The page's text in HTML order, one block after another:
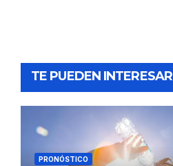
TE PUEDEN INTERESAR
PRONÓSTICO